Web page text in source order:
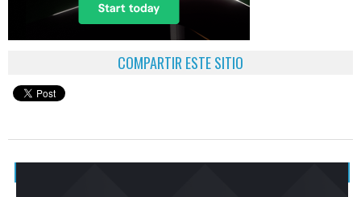
COMPARTIR ESTE SITIO